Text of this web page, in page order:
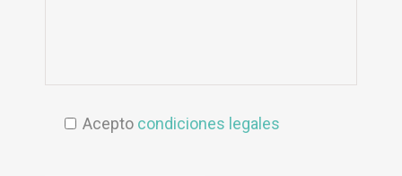
Acepto condiciones legales